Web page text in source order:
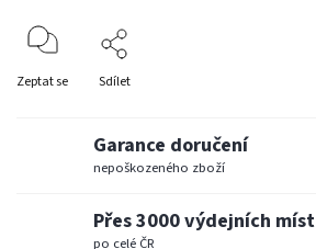
Zeptat se Sdílet
Garance doručení
nepoškozeného zboží
Přes 3000 výdejních míst
po celé ČR